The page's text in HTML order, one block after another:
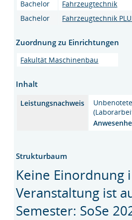
Bachelor
Fahrzeugtechnik
Bachelor
Fahrzeugtechnik
Zuordnung zu Einrichtungen
Fakultät Maschinenbau
Inhalt
Leistungsnachweis
Strukturbaum
Keine Einordnung
Veranstaltung ist
Semester: SoSe